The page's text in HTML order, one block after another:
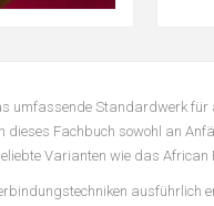
umfassende Standardwerk für
Fachbuch sowohl an
Varianten wie das